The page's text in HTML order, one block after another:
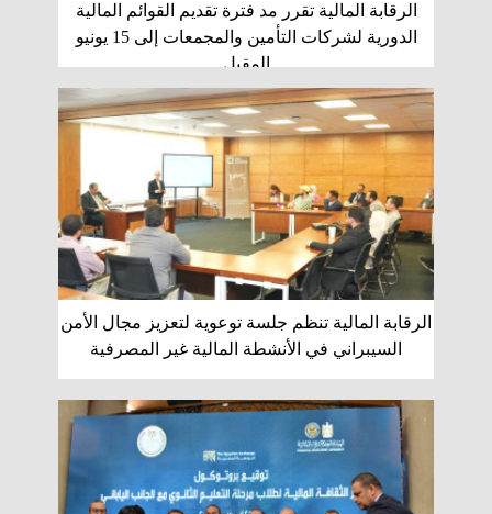
الرقابة المالية تقرر مد فترة تقديم القوائم المالية
الدورية لشركات التأمين والمجمعات إلى 15 يونيو
المقبل
الرقابة المالية تنظم جلسة توعوية لتعزيز مجال الأمن
السيبراني في الأنشطة المالية غير المصرفية